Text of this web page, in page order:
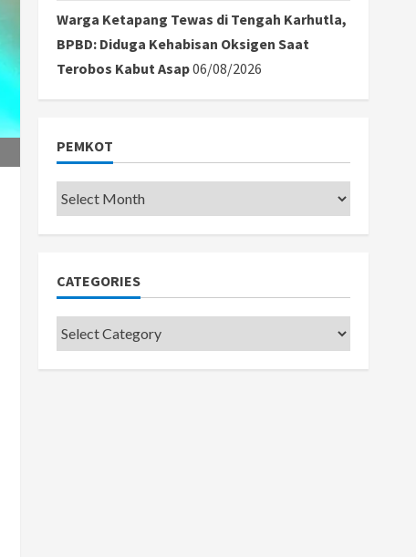
Warga Ketapang Tewas di Tengah Karhutla,
BPBD: Diduga Kehabisan Oksigen Saat
Terobos Kabut Asap06/08/2026
PEMKOT
Pemkot
CATEGORIES
Categories